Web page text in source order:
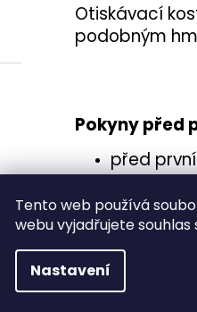
Tento web používá
webu vyjadřujete
Nastavení
Otiskávací
podobným
Pokyny před
před
osušte.
nesmí se
Vyrobeno
z
odolný